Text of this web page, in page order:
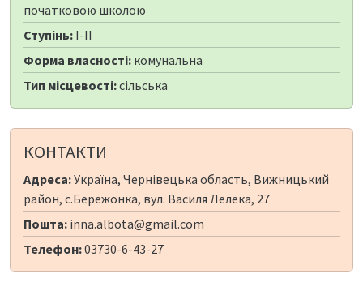
початковою школою
Ступінь: I-II
Форма власності: комунальна
Тип місцевості:сільська
КОНТАКТИ
Адреса:Україна, Чернівецька область, Вижницький
район, с.Бережонка, вул. Василя Лелека, 27
Пошта: inna.albota@gmail.com
Телефон:03730-6-43-27